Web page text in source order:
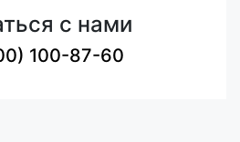
с нами
100-87-60